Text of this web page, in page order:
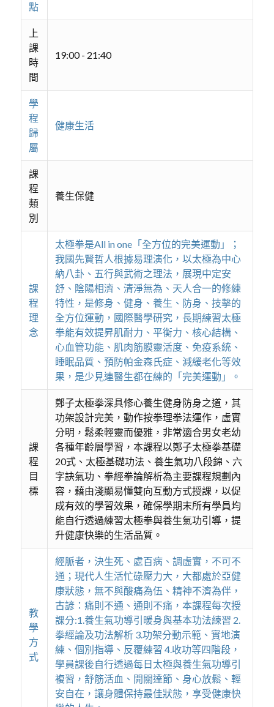
點
上
課
時
間
19:00 - 21:40
學
程
歸
屬
健康生活
課
程
類
別
養生保健
課
程
理
念
太極拳是All in one「全方位的完美運動」；
我國先賢哲人根據易理演化，以太極為中心
納八卦、五行與武術之理法，展現中定安
舒、陰陽相濟、清淨無為、天人合一的修練
特性，是修身、健身、養生、防身、技擊的
全方位運動，國際醫學研究，長期練習太極
拳能有效提昇肌耐力、平衡力、核心結構、
心血管功能、肌肉筋膜靈活度、免疫系統、
睡眠品質、預防帕金森氏症、減緩老化等效
果，是少見連醫生都在練的「完美運動」。
課
程
目
標
鄭子太極拳深具修心養生健身防身之道，其
功架設計完美，動作按拳理拳法運作，虛實
分明，鬆柔輕靈而優雅，非常適合男女老幼
各種年齡層學習，本課程以鄭子太極拳基礎
20式、太極基礎功法、養生氣功八段錦、六
字訣氣功、拳經拳論解析為主要課程規劃內
容，藉由淺顯易懂雙向互動方式授課，以促
成有效的學習效果，確保學期末所有學員均
能自行透過練習太極拳與養生氣功引導，提
升健康快樂的生活品質。
教
學
方
式
經脈者，決生死、處百病、調虛實，不可不
通；現代人生活忙碌壓力大，大都處於亞健
康狀態，無不與酸痛為伍、精神不濟為伴，
古諺：痛則不通、通則不痛，本課程每次授
課分:1.養生氣功導引暖身與基本功法練習 2.
拳經論及功法解析 3.功架分動示範、實地演
練、個別指導、反覆練習 4.收功等四階段，
學員課後自行透過每日太極與養生氣功導引
複習，舒筋活血、開關達節、身心放鬆、輕
安自在，讓身體保持最佳狀態，享受健康快